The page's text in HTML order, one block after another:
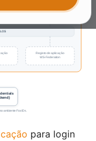
para login